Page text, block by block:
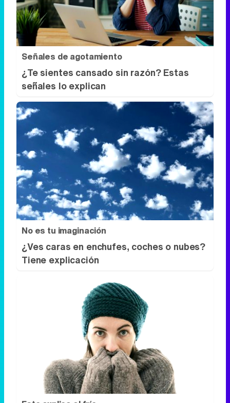
Señales de agotamiento
¿Te sientes cansado sin razón? Estas
señales lo explican
No es tu imaginación
¿Ves caras en enchufes, coches o nubes?
Tiene explicación